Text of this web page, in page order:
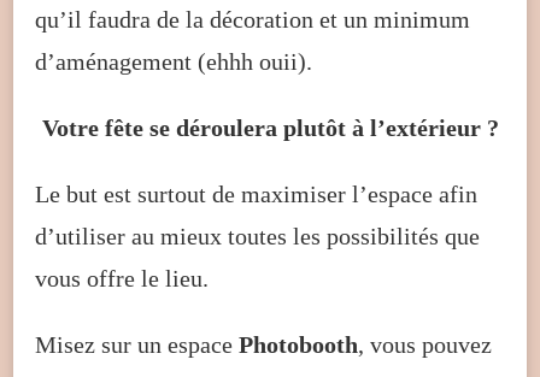
qu’il faudra de la décoration et un minimum
d’aménagement (ehhh ouii).
Votre fête se déroulera plutôt à l’extérieur ?
Le but est surtout de maximiser l’espace afin
d’utiliser au mieux toutes les possibilités que
vous offre le lieu.
Misez sur un espace Photobooth, vous pouvez